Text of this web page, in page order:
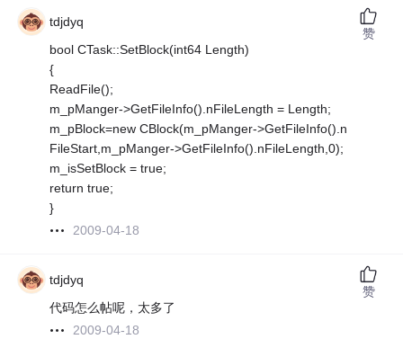
tdjdyq
bool CTask::SetBlock(int64 Length)
{
ReadFile();
m_pManger->GetFileInfo().nFileLength = Length;
m_pBlock=new CBlock(m_pManger->GetFileInfo().n
FileStart,m_pManger->GetFileInfo().nFileLength,0);
m_isSetBlock = true;
return true;
}
2009-04-18
赞
tdjdyq
代码怎么帖呢，太多了
2009-04-18
赞